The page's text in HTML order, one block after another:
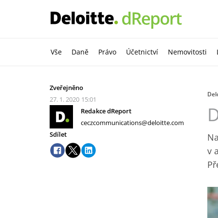
Vše Daně Právo Účetnictví Nemovitosti
Zveřejněno
27. 1. 2020 15:01
Redakce dReport
ceczcommunications@deloitte.com
Sdílet
v